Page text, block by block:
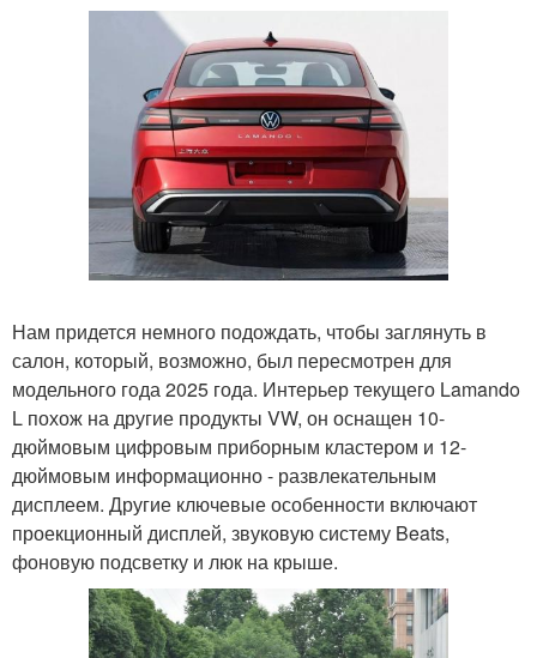
Нам придется немного подождать, чтобы заглянуть в
салон, который, возможно, был пересмотрен для
модельного года 2025 года. Интерьер текущего Lamando
L похож на другие продукты VW, он оснащен 10-
дюймовым цифровым приборным кластером и 12-
дюймовым информационно - развлекательным
дисплеем. Другие ключевые особенности включают
проекционный дисплей, звуковую систему Beats,
фоновую подсветку и люк на крыше.